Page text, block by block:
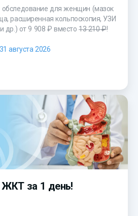
обследование для женщин (мазок
расширенная кольпоскопия, УЗИ
др.) от 9 908 ₽ вместо13 210 ₽!
августа 2026
за 1 день!